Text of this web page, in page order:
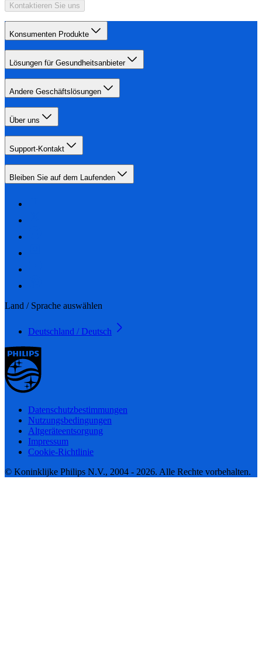
Kontaktieren Sie uns
Konsumenten Produkte
Lösungen für Gesundheitsanbieter
Andere Geschäftslösungen
Über uns
Support-Kontakt
Bleiben Sie auf dem Laufenden
Land / Sprache auswählen
Deutschland / Deutsch
Datenschutzbestimmungen
Nutzungsbedingungen
Altgeräteentsorgung
Impressum
Cookie-Richtlinie
© Koninklijke Philips N.V., 2004 - 2026. Alle Rechte vorbehalten.